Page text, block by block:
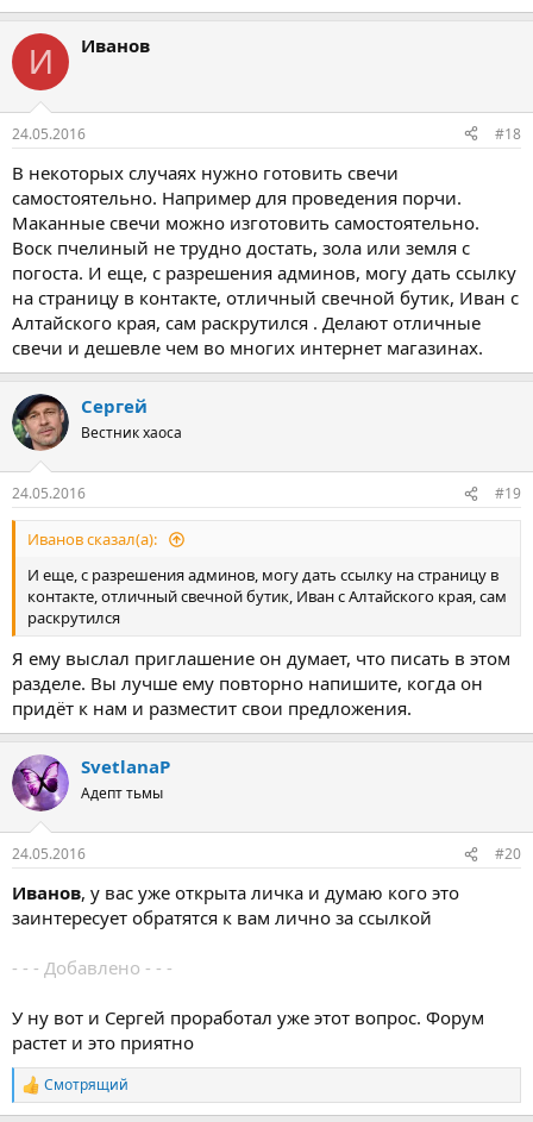
И Иванов
24.05.2016 #18
В некоторых случаях нужно готовить свечи
самостоятельно. Например для проведения порчи.
Маканные свечи можно изготовить самостоятельно.
Воск пчелиный не трудно достать, зола или земля с
погоста. И еще, с разрешения админов, могу дать ссылку
на страницу в контакте, отличный свечной бутик, Иван с
Алтайского края, сам раскрутился . Делают отличные
свечи и дешевле чем во многих интернет магазинах.
Сергей
Вестник хаоса
24.05.2016 #19
Иванов сказал(а):
И еще, с разрешения админов, могу дать ссылку на страницу в
контакте, отличный свечной бутик, Иван с Алтайского края, сам
раскрутился
Я ему выслал приглашение он думает, что писать в этом
разделе. Вы лучше ему повторно напишите, когда он
придёт к нам и разместит свои предложения.
SvetlanaP
Адепт тьмы
24.05.2016 #20
Иванов, у вас уже открыта личка и думаю кого это
заинтересует обратятся к вам лично за ссылкой
- - - Добавлено - - -
У ну вот и Сергей проработал уже этот вопрос. Форум
растет и это приятно
Р
е
Смотрящий